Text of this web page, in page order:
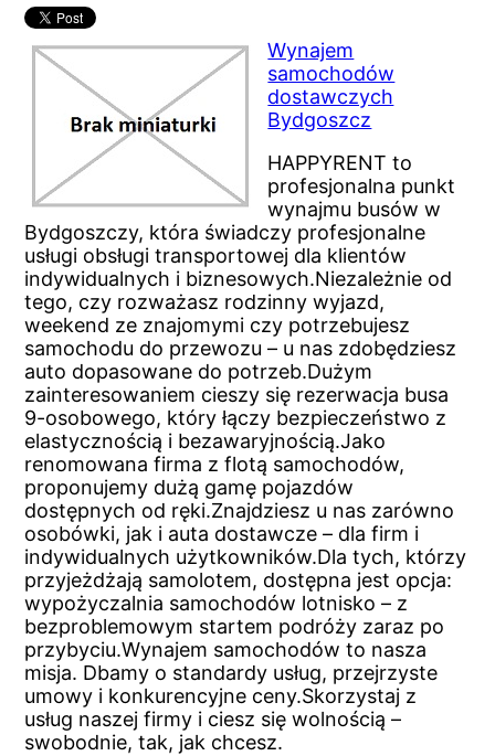
Wynajem
samochodów
dostawczych
Bydgoszcz
HAPPYRENT to
profesjonalna punkt
wynajmu busów w
Bydgoszczy, która świadczy profesjonalne
usługi obsługi transportowej dla klientów
indywidualnych i biznesowych.Niezależnie od
tego, czy rozważasz rodzinny wyjazd,
weekend ze znajomymi czy potrzebujesz
samochodu do przewozu – u nas zdobędziesz
auto dopasowane do potrzeb.Dużym
zainteresowaniem cieszy się rezerwacja busa
9-osobowego, który łączy bezpieczeństwo z
elastycznością i bezawaryjnością.Jako
renomowana firma z flotą samochodów,
proponujemy dużą gamę pojazdów
dostępnych od ręki.Znajdziesz u nas zarówno
osobówki, jak i auta dostawcze – dla firm i
indywidualnych użytkowników.Dla tych, którzy
przyjeżdżają samolotem, dostępna jest opcja:
wypożyczalnia samochodów lotnisko – z
bezproblemowym startem podróży zaraz po
przybyciu.Wynajem samochodów to nasza
misja. Dbamy o standardy usług, przejrzyste
umowy i konkurencyjne ceny.Skorzystaj z
usług naszej firmy i ciesz się wolnością –
swobodnie, tak, jak chcesz.